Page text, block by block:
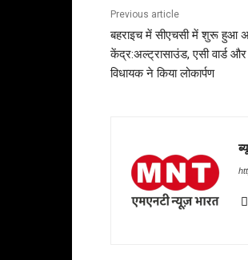
Previous article
बहराइच में सीएचसी में शुरू हुआ
केंद्र:अल्ट्रासाउंड, एसी वार्ड और
विधायक ने किया लोकार्पण